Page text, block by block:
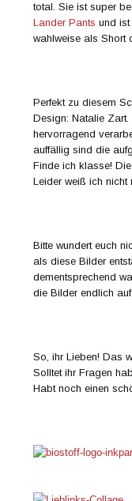
total. Sie ist super
Lander Pants und
wahlweise als Short
Perfekt zu diesem
Design: Natalie
hervorragend
auffällig sind die
Finde ich klasse!
Leider weiß ich nicht
Bitte wundert euch
als diese Bilder
dementsprechend
die Bilder endlich
So, ihr Lieben! Das
Solltet ihr Fragen
Habt noch einen